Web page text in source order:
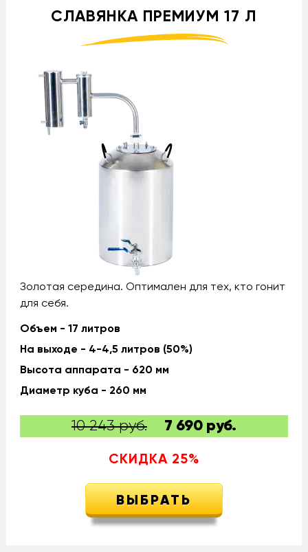
СЛАВЯНКА ПРЕМИУМ 17 Л
Золотая середина. Оптимален для тех, кто гонит
для себя.
Объем - 17 литров
На выходе - 4-4,5 литров (50%)
Высота аппарата - 620 мм
Диаметр куба - 260 мм
10 243 руб. 7 690руб.
СКИДКА 25%
ВЫБРАТЬ